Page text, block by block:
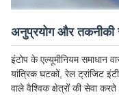
अनुप्रयोग और तकनीकी
इंटोप के एल्यूमीनियम समाधान
यांत्रिक घटकों, रेल ट्रांजिट
वाले वैश्विक क्षेत्रों की सेवा